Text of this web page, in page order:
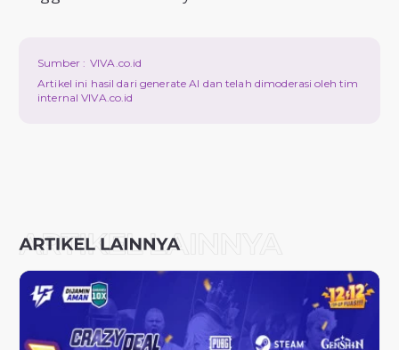
Sumber : VIVA.co.id
Artikel ini hasil dari generate AI dan telah dimoderasi oleh tim
internal VIVA.co.id